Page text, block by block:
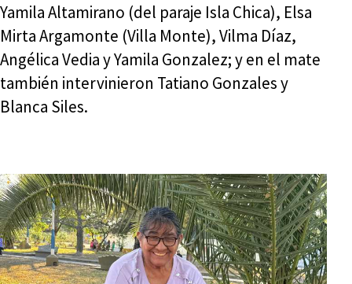
Yamila Altamirano (del paraje Isla Chica), Elsa
Mirta Argamonte (Villa Monte), Vilma Díaz,
Angélica Vedia y Yamila Gonzalez; y en el mate
también intervinieron Tatiano Gonzales y
Blanca Siles.